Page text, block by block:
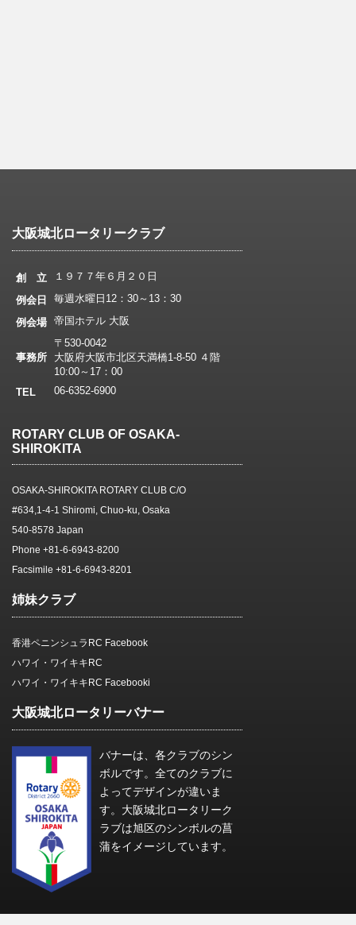
大阪城北ロータリークラブ
創 立
１９７７年６月２０日
例会日
毎週水曜日12：30～13：30
例会場 帝国ホテル 大阪
事務所
〒530-0042
大阪府大阪市北区天満橋1-8-50 ４階
10:00～17：00
TEL
06-6352-6900
ROTARY CLUB OF OSAKA-
SHIROKITA
OSAKA-SHIROKITA ROTARY CLUB C/O
#634,1-4-1 Shiromi, Chuo-ku, Osaka
540-8578 Japan
Phone +81-6-6943-8200
Facsimile +81-6-6943-8201
姉妹クラブ
香港ペニンシュラRC Facebook
ハワイ・ワイキキRC
ハワイ・ワイキキRC Facebooki
大阪城北ロータリーバナー
バナーは、各クラブのシン
ボルです。全てのクラブに
よってデザインが違いま
す。大阪城北ロータリーク
ラブは旭区のシンボルの菖
蒲をイメージしています。